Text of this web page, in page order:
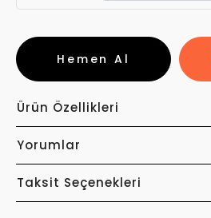
Hemen Al
Ürün Özellikleri
Yorumlar
Taksit Seçenekleri